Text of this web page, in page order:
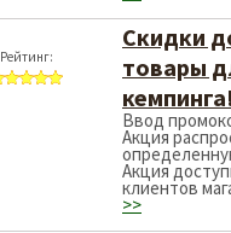
Рейтинг:
Скидки
товары
кемпинга!
Ввод
Акция
Акция
клиентов
>>